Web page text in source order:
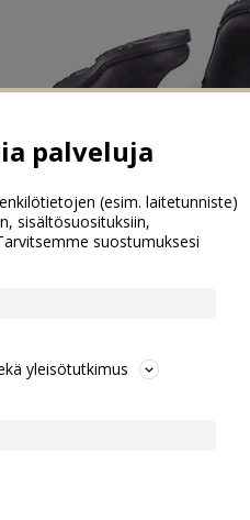
palveluja
(esim. laitetunniste)
sisältösuosituksiin,
suostumuksesi
yleisötutkimus